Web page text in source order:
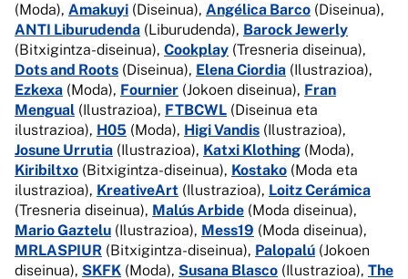
(Moda), Amakuyi (Diseinua), Angélica Barco (Diseinua),
ANTI Liburudenda (Liburudenda), Barock Jewerly
(Bitxigintza-diseinua), Cookplay (Tresneria diseinua),
Dots and Roots (Diseinua), Elena Ciordia (Ilustrazioa),
Ezkexa (Moda), Fournier (Jokoen diseinua), Fran
Mengual (Ilustrazioa), FTBCWL (Diseinua eta
ilustrazioa), H05 (Moda), Higi Vandis (Ilustrazioa),
Josune Urrutia (Ilustrazioa), Katxi Klothing (Moda),
Kiribiltxo (Bitxigintza-diseinua), Kostako (Moda eta
ilustrazioa), KreativeArt (Ilustrazioa), Loitz Cerámica
(Tresneria diseinua), Malús Arbide (Moda diseinua),
Mario Gaztelu (Ilustrazioa), Mess19 (Moda diseinua),
MRLASPIUR (Bitxigintza-diseinua), Palopalú (Jokoen
diseinua), SKFK (Moda), Susana Blasco (Ilustrazioa), The